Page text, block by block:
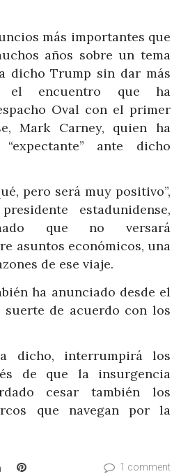
más importantes que
años sobre un tema
dicho Trump sin dar más
el encuentro que ha
Oval con el primer
Mark Carney, quien ha
ante dicho
pero será muy positivo”,
estadunidense,
que no versará
asuntos económicos, una
de ese viaje.
ha anunciado desde el
suerte de acuerdo con los
dicho, interrumpirá los
de que la insurgencia
cesar también los
que navegan por la
LinkedInPinterest 1 comment